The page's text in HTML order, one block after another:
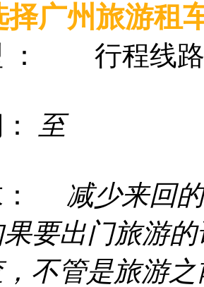
择广州旅游租
行程线路
至
减少来回
要出门旅游的
不管是旅游